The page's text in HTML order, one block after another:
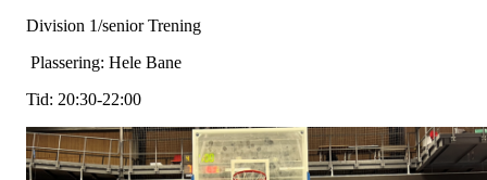
Division 1/senior Trening
Plassering: Hele Bane
Tid: 20:30-22:00